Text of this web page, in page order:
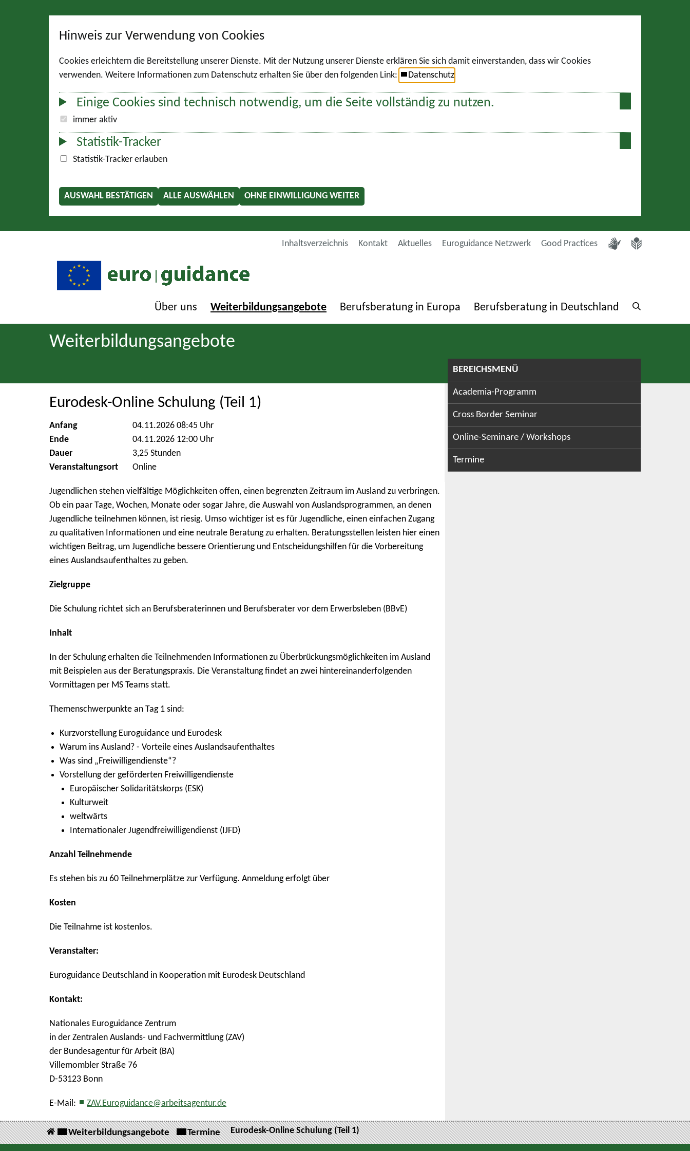
Hinweis zur Verwendung von Cookies
Cookies erleichtern die Bereitstellung unserer Dienste. Mit der Nutzung unserer Dienste erklären Sie sich damit einverstanden, dass wir Cookies
verwenden. Weitere Informationen zum Datenschutz erhalten Sie über den folgenden Link:
Datenschutz
Einige Cookies sind technisch notwendig, um die Seite vollständig zu nutzen.
immer aktiv
Statistik-Tracker
Statistik-Tracker erlauben
AUSWAHL BESTÄTIGEN ALLE AUSWÄHLEN OHNE EINWILLIGUNG WEITER
Inhaltsverzeichnis Kontakt Aktuelles Euroguidance Netzwerk Good Practices
Über uns Weiterbildungsangebote Berufsberatung in Europa Berufsberatung in Deutschland
Weiterbildungsangebote
Eurodesk-Online Schulung (Teil 1)
Anfang
04.11.2026 08:45 Uhr
Ende
04.11.2026 12:00 Uhr
Dauer
3,25 Stunden
Veranstaltungsort
Online
Jugendlichen stehen vielfältige Möglichkeiten offen, einen begrenzten Zeitraum im Ausland zu verbringen.
Ob ein paar Tage, Wochen, Monate oder sogar Jahre, die Auswahl von Auslandsprogrammen, an denen
Jugendliche teilnehmen können, ist riesig. Umso wichtiger ist es für Jugendliche, einen einfachen Zugang
zu qualitativen Informationen und eine neutrale Beratung zu erhalten. Beratungsstellen leisten hier einen
wichtigen Beitrag, um Jugendliche bessere Orientierung und Entscheidungshilfen für die Vorbereitung
eines Auslandsaufenthaltes zu geben.
Zielgruppe
Die Schulung richtet sich an Berufsberaterinnen und Berufsberater vor dem Erwerbsleben (BBvE)
Inhalt
In der Schulung erhalten die Teilnehmenden Informationen zu Überbrückungsmöglichkeiten im Ausland
mit Beispielen aus der Beratungspraxis. Die Veranstaltung findet an zwei hintereinanderfolgenden
Vormittagen per MS Teams statt.
Themenschwerpunkte an Tag 1 sind:
Kurzvorstellung Euroguidance und Eurodesk
Warum ins Ausland? - Vorteile eines Auslandsaufenthaltes
Was sind „Freiwilligendienste“?
Vorstellung der geförderten Freiwilligendienste
Europäischer Solidaritätskorps (ESK)
Kulturweit
weltwärts
Internationaler Jugendfreiwilligendienst (IJFD)
Anzahl Teilnehmende
Es stehen bis zu 60 Teilnehmerplätze zur Verfügung. Anmeldung erfolgt über
Kosten
Die Teilnahme ist kostenlos.
Veranstalter:
Euroguidance Deutschland in Kooperation mit Eurodesk Deutschland
Kontakt:
Nationales Euroguidance Zentrum
in der Zentralen Auslands- und Fachvermittlung (ZAV)
der Bundesagentur für Arbeit (BA)
Villemombler Straße 76
D-53123 Bonn
E-Mail: ZAV.Euroguidance@arbeitsagentur.de
BEREICHSMENÜ
Academia-Programm
Cross Border Seminar
Online-Seminare / Workshops
Termine
Weiterbildungsangebote Termine Eurodesk-Online Schulung (Teil 1)